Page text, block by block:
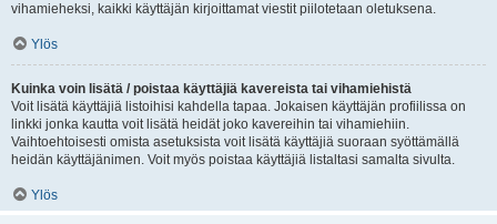
vihamieheksi, kaikki käyttäjän kirjoittamat viestit piilotetaan oletuksena.
Ylös
Kuinka voin lisätä / poistaa käyttäjiä kavereista tai vihamiehistä
Voit lisätä käyttäjiä listoihisi kahdella tapaa. Jokaisen käyttäjän profiilissa on
linkki jonka kautta voit lisätä heidät joko kavereihin tai vihamiehiin.
Vaihtoehtoisesti omista asetuksista voit lisätä käyttäjiä suoraan syöttämällä
heidän käyttäjänimen. Voit myös poistaa käyttäjiä listaltasi samalta sivulta.
Ylös